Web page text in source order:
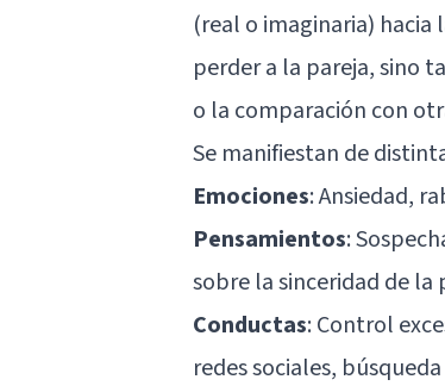
(real o imaginaria)
perder a la pareja, sino
o la comparación con
Se manifiestan de
Emociones: Ansiedad,
Pensamientos:
sobre la sinceridad de la
Conductas: Control
redes sociales,